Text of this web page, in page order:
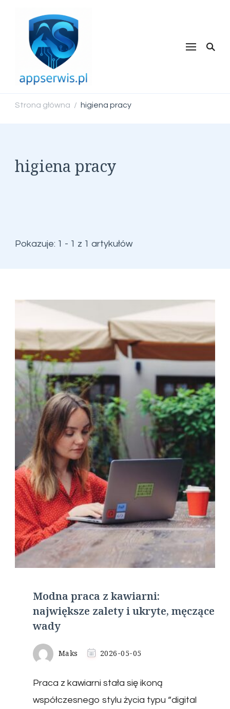
Strona główna / higiena pracy
higiena pracy
Pokazuje: 1 - 1 z 1 artykułów
Modna praca z kawiarni:
największe zalety i ukryte, męczące
wady
Maks 2026-05-05
Praca z kawiarni stała się ikoną
współczesnego stylu życia typu “digital